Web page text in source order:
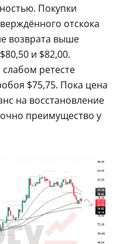
Покупки
отскока
возврата выше
и $82,00.
ретесте
$75,75. Пока цена
на восстановление
преимущество у